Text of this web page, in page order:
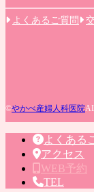
よくあるご質問
©やかべ産婦人科医院
よくある
アクセス
WEB予約
TEL